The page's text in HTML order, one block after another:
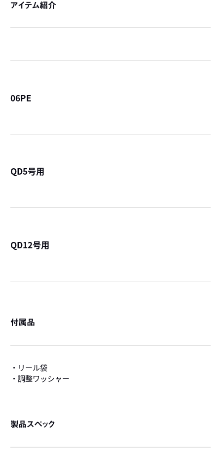
アイテム紹介
06PE
QD5号用
QD12号用
付属品
・リール袋
・調整ワッシャー
製品スペック